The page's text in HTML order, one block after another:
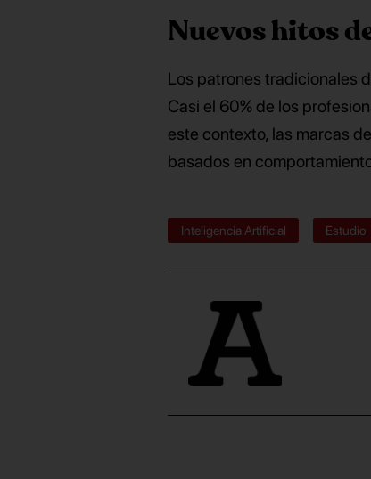
Nuevos hitos
Los patrones tradicionales
Casi el 60% de los
este contexto, las marcas
basados en
Inteligencia Artificial Estudio